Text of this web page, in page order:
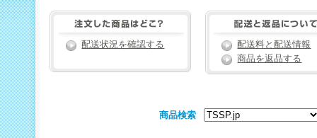
配送状況を確認する
配送料と配送情報
商品を返品する
商品検索